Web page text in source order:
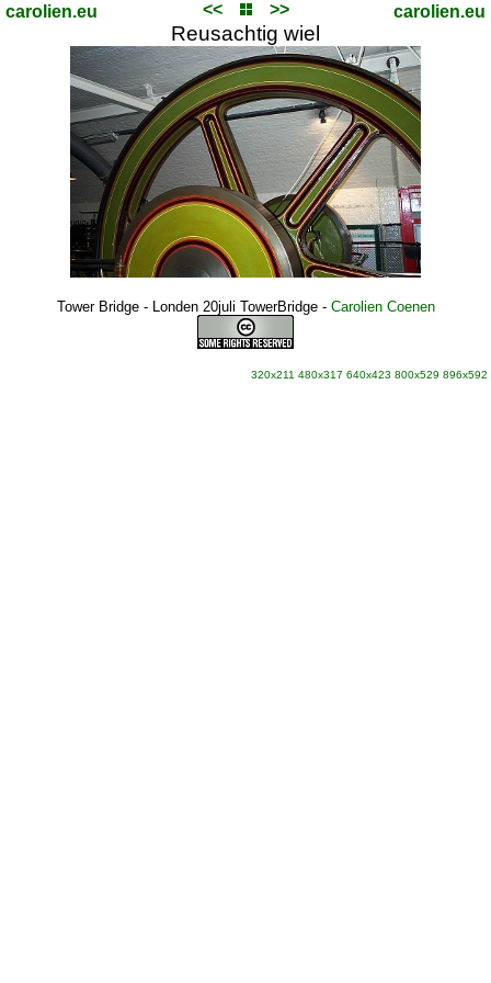
carolien.eu << >> carolien.eu
Reusachtig wiel
Tower Bridge - Londen 20juli TowerBridge- Carolien Coenen
320x211 480x317 640x423 800x529 896x592